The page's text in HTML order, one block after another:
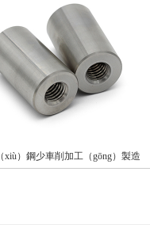
鋼少車削加工（gōng）製造